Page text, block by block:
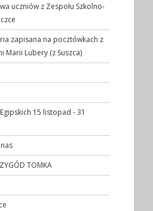
uczniów z Zespołu Szkolno-
zapisana na pocztówkach z
Lubery (z Suszca)
15 listopad - 31
TOMKA